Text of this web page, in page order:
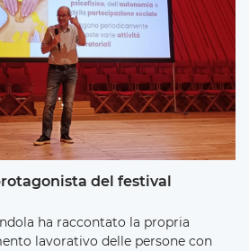
del festival
ha raccontato la propria
lavorativo delle persone con